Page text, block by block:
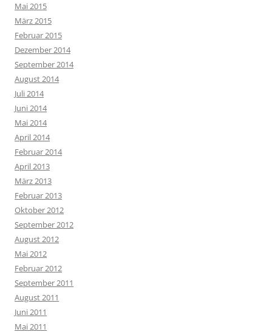
Mai 2015
März 2015
Februar 2015
Dezember 2014
September 2014
August 2014
Juli 2014
Juni 2014
Mai 2014
April 2014
Februar 2014
April 2013
März 2013
Februar 2013
Oktober 2012
September 2012
August 2012
Mai 2012
Februar 2012
September 2011
August 2011
Juni 2011
Mai 2011